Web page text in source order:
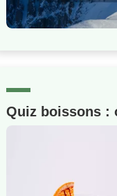
Quiz boissons :